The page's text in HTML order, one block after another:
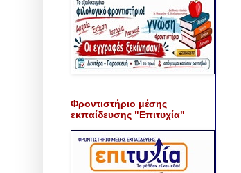
Φροντιστήριο μέσης
εκπαίδευσης "Επιτυχία"